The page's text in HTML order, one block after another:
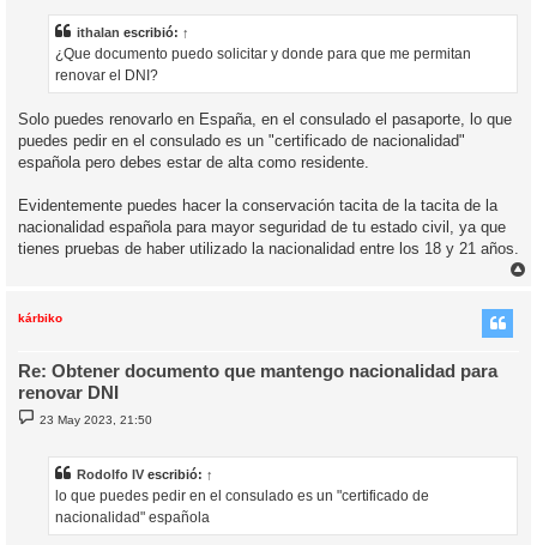
ithalan escribió: ↑
¿Que documento puedo solicitar y donde para que me permitan
renovar el DNI?
Solo puedes renovarlo en España, en el consulado el pasaporte, lo que
puedes pedir en el consulado es un "certificado de nacionalidad"
española pero debes estar de alta como residente.
Evidentemente puedes hacer la conservación tacita de la tacita de la
nacionalidad española para mayor seguridad de tu estado civil, ya que
tienes pruebas de haber utilizado la nacionalidad entre los 18 y 21 años.
kárbiko
Re: Obtener documento que mantengo nacionalidad para
renovar DNI
M
e
23 May 2023, 21:50
Rodolfo IV escribió: ↑
lo que puedes pedir en el consulado es un "certificado de
nacionalidad" española